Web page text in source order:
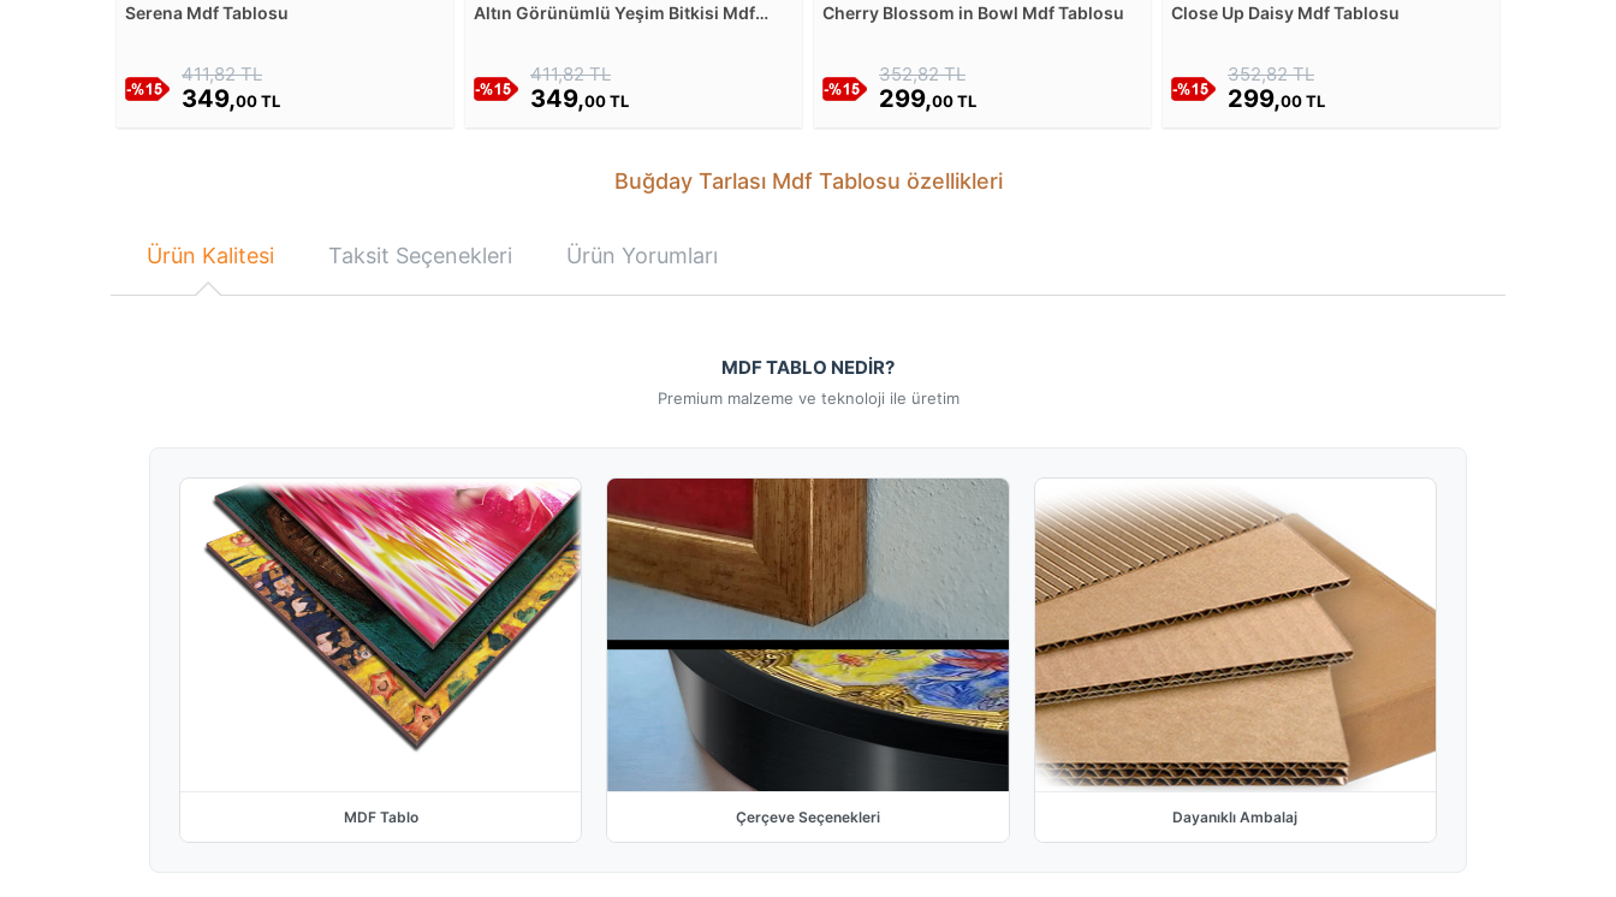
Serena Mdf Tablosu
411,82 TL
349,00 TL
Altın Görünümlü Yeşim Bitkisi Mdf
411,82 TL
349,00 TL
Cherry Blossom in Bowl Mdf Tablosu
352,82 TL
299,00 TL
Close Up Daisy Mdf Tablosu
352,82 TL
299,00 TL
Buğday Tarlası Mdf Tablosu özellikleri
Ürün Kalitesi Taksit Seçenekleri Ürün Yorumları
MDF TABLO NEDİR?
Premium malzeme ve teknoloji ile üretim
MDF Tablo Çerçeve Seçenekleri Dayanıklı Ambalaj